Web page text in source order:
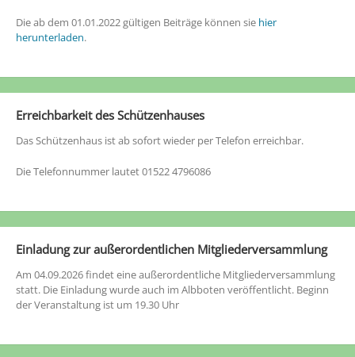
Die ab dem 01.01.2022 gültigen Beiträge können sie hier
herunterladen.
Erreichbarkeit des Schützenhauses
Das Schützenhaus ist ab sofort wieder per Telefon erreichbar.
Die Telefonnummer lautet 01522 4796086
Einladung zur außerordentlichen Mitgliederversammlung
Am 04.09.2026 findet eine außerordentliche Mitgliederversammlung
statt. Die Einladung wurde auch im Albboten veröffentlicht. Beginn
der Veranstaltung ist um 19.30 Uhr